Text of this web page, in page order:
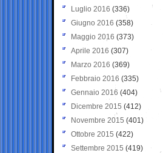
Luglio 2016 (336)
Giugno 2016 (358)
Maggio 2016 (373)
Aprile 2016 (307)
Marzo 2016 (369)
Febbraio 2016 (335)
Gennaio 2016 (404)
Dicembre 2015 (412)
Novembre 2015 (401)
Ottobre 2015 (422)
Settembre 2015 (419)